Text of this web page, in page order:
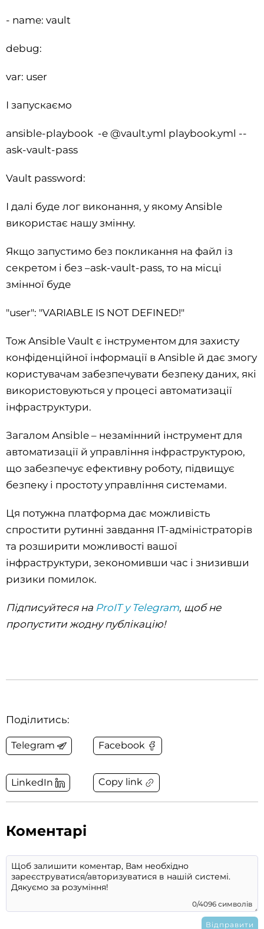
- name: vault
debug:
var: user
І запускаємо
ansible-playbook -e @vault.yml playbook.yml --
ask-vault-pass
Vault password:
І далі буде лог виконання, у якому Ansible
використає нашу змінну.
Якщо запустимо без покликання на файл із
секретом і без –ask-vault-pass, то на місці
змінної буде
"user": "VARIABLE IS NOT DEFINED!"
Тож Ansible Vault є інструментом для захисту
конфіденційної інформації в Ansible й дає змогу
користувачам забезпечувати безпеку даних, які
використовуються у процесі автоматизації
інфраструктури.
Загалом Ansible – незамінний інструмент для
автоматизації й управління інфраструктурою,
що забезпечує ефективну роботу, підвищує
безпеку і простоту управління системами.
Ця потужна платформа дає можливість
спростити рутинні завдання ІТ-адміністраторів
та розширити можливості вашої
інфраструктури, зекономивши час і знизивши
ризики помилок.
Підписуйтеся на ProIT у Telegram, щоб не
пропустити жодну публікацію!
Поділитись:
Telegram Facebook
LinkedIn Copy link
Коментарі
0/4096 символів